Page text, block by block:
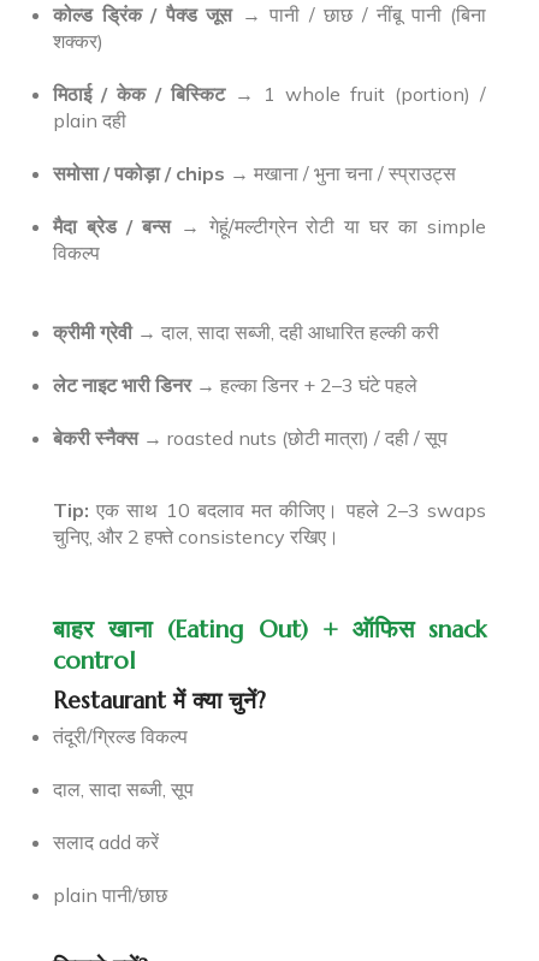
कोल्ड ड्रिंक / पैक्ड जूस→ पानी / छाछ / नींबू पानी (बिना
शक्कर)
मिठाई / केक / बिस्किट→ 1 whole fruit (portion) /
plain दही
समोसा / पकोड़ा / chips → मखाना / भुना चना / स्प्राउट्स
मैदा ब्रेड / बन्स→ गेहूं/मल्टीग्रेन रोटी या घर का simple
विकल्प
क्रीमी ग्रेवी→ दाल, सादा सब्जी, दही आधारित हल्की करी
लेट नाइट भारी डिनर→ हल्का डिनर + 2–3 घंटे पहले
बेकरी स्नैक्स→ roasted nuts (छोटी मात्रा) / दही / सूप
Tip: एक साथ 10 बदलाव मत कीजिए। पहले 2–3 swaps
चुनिए, और 2 हफ्ते consistency रखिए।
बाहर खाना (Eating Out) + ऑफिस snack
control
Restaurant में क्या चुनें?
तंदूरी/ग्रिल्ड विकल्प
दाल, सादा सब्जी, सूप
सलाद add करें
plain पानी/छाछ